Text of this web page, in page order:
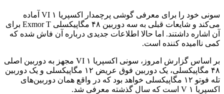
سونی خود را برای معرفی گوشی پرچمدار اکسپریا ۱ VI آماده
می‌کند و شایعات قبلی به سه دوربین ۴۸ مگاپیکسلی Exmor T برای
آن اشاره داشتند. اما حالا اطلاعات جدیدی درباره آن فاش شده که
کمی ناامیده کننده است.
بر اساس گزارش امروز، سونی اکسپریا ۱ VI مجهز به دوربین اصلی
۴۸ مگاپیکسلی، یک دوربین‌ فوق عریض ۱۲ مگاپیکسلی و یک دوربین
تله فوتو ۱۲ مگاپیکسلی خواهد بود که در واقع همان دوربین‌های
اکسپریا ۱ V است که سال گذشته معرفی شد.